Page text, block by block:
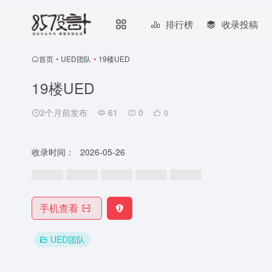
排行榜 收录投稿
首页 • UED团队 • 19楼UED
19楼UED
2个月前发布 61 0 0
收录时间： 2026-05-26
手机查看
UED团队